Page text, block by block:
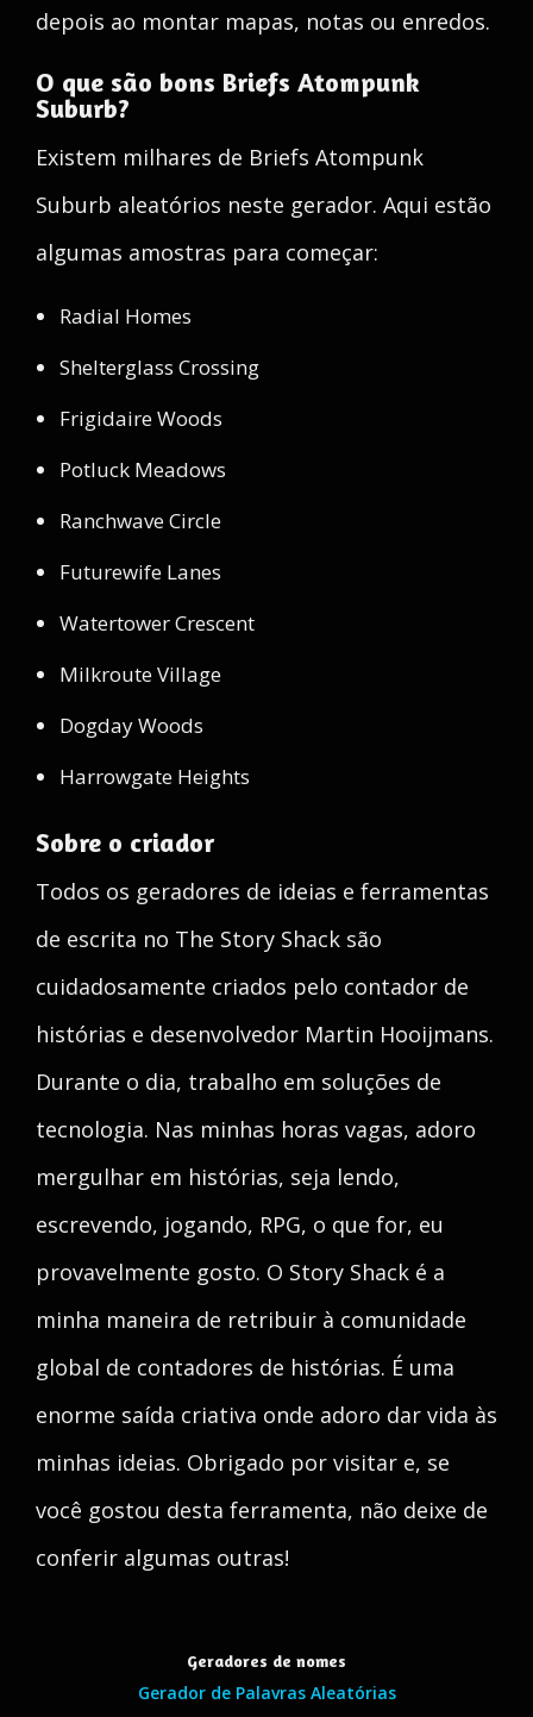
depois ao montar mapas, notas ou enredos.
O que são bons Briefs Atompunk
Suburb?
Existem milhares de Briefs Atompunk
Suburb aleatórios neste gerador. Aqui estão
algumas amostras para começar:
Radial Homes
Shelterglass Crossing
Frigidaire Woods
Potluck Meadows
Ranchwave Circle
Futurewife Lanes
Watertower Crescent
Milkroute Village
Dogday Woods
Harrowgate Heights
Sobre o criador
Todos os geradores de ideias e ferramentas
de escrita no The Story Shack são
cuidadosamente criados pelo contador de
histórias e desenvolvedor Martin Hooijmans.
Durante o dia, trabalho em soluções de
tecnologia. Nas minhas horas vagas, adoro
mergulhar em histórias, seja lendo,
escrevendo, jogando, RPG, o que for, eu
provavelmente gosto. O Story Shack é a
minha maneira de retribuir à comunidade
global de contadores de histórias. É uma
enorme saída criativa onde adoro dar vida às
minhas ideias. Obrigado por visitar e, se
você gostou desta ferramenta, não deixe de
conferir algumas outras!
Geradores de nomes
Gerador de Palavras Aleatórias